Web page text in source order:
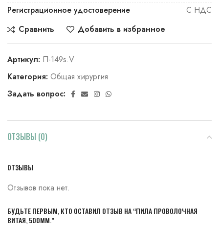
Регистрационное удостоверение
С НДС
Сравнить
Добавить в избранное
Артикул: П-149s.V
Категория: Общая хирургия
Задать вопрос:
ОТЗЫВЫ (0)
ОТЗЫВЫ
Отзывов пока нет.
БУДЬТЕ ПЕРВЫМ, КТО ОСТАВИЛ ОТЗЫВ НА “ПИЛА ПРОВОЛОЧНАЯ
ВИТАЯ, 500ММ.”